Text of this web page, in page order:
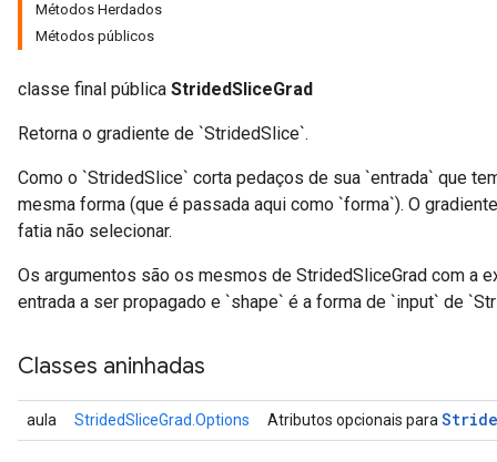
Métodos Herdados
Métodos públicos
classe final pública StridedSliceGrad
Retorna o gradiente de `StridedSlice`.
Como o `StridedSlice` corta pedaços de sua `entrada` que
mesma forma (que é passada aqui como `forma`). O
fatia não selecionar.
Os argumentos são os mesmos de StridedSliceGrad com a
entrada a ser propagado e `shape` é a forma de `input` de
Classes aninhadas
aula StridedSliceGrad.Options Atributos opcionais para